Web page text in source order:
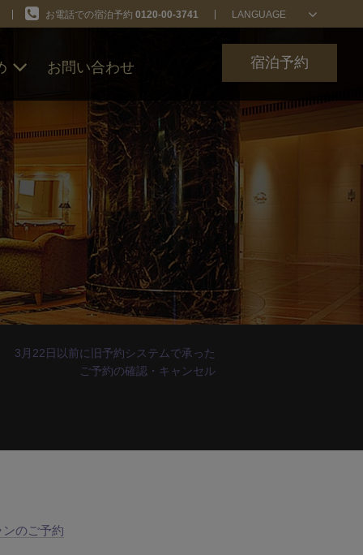
LANGUAGE
お電話での宿泊予約 0120-00-3741
宿泊予約
お問い合わせ
3月22日以前に旧予約システムで承った
ご予約の確認・キャンセル
のご予約